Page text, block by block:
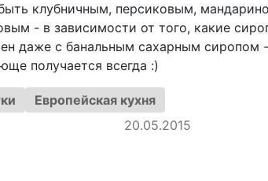
клубничным, персиковым,
- в зависимости от того, какие
даже с банальным сахарным сиропом
получается всегда :)
Европейская кухня
20.05.2015